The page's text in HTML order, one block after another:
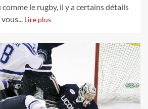
comme le rugby, il y a certains détails
Lire plus